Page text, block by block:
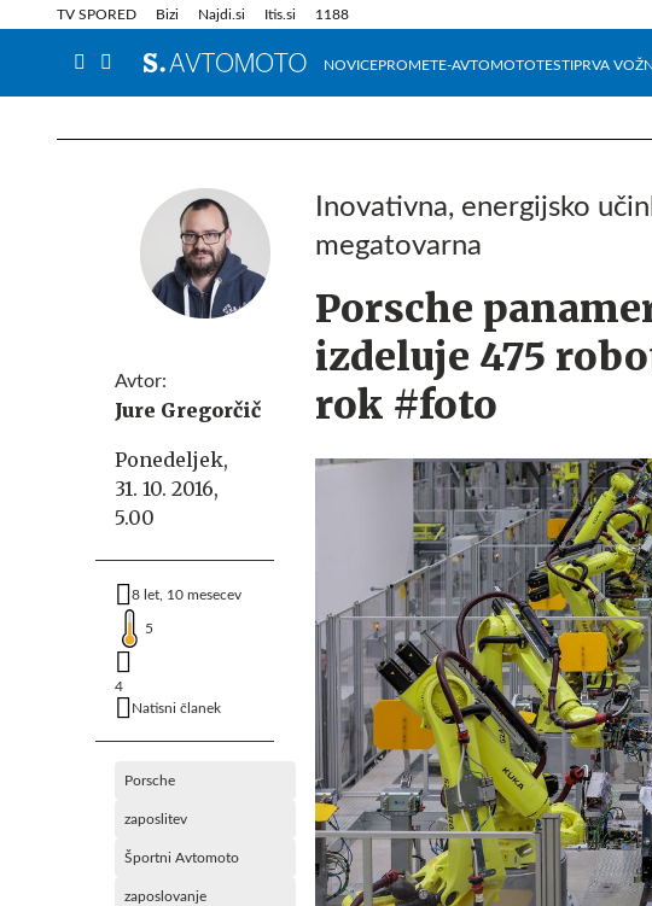
TV SPORED Bizi Najdi.si Itis.si 1188
NOVICEPROMETE-AVTOMOTOTESTIPRVA
Info in obvestila Tehnik
Avtor:
Jure Gregorčič
Ponedeljek,
31. 10. 2016,
5.00
8 let, 10 mesecev
5
4
Natisni članek
Porsche
zaposlitev
Športni Avtomoto
zaposlovanje
Inovativna, energijsko
megatovarna
Porsche
izdeluje 475
rok #foto